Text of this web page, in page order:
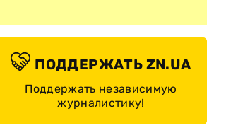
ПОДДЕРЖАТЬ ZN.UA
Поддержать независимую
журналистику!